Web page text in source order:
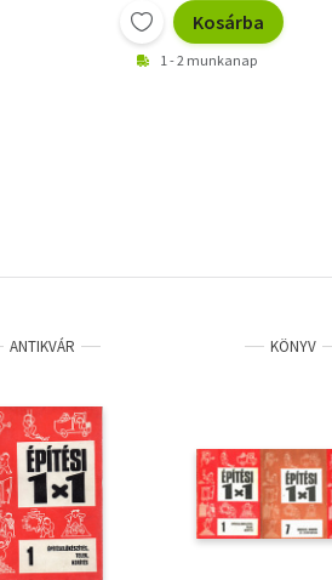
Kosárba
1 - 2 munkanap
ANTIKVÁR KÖNYV